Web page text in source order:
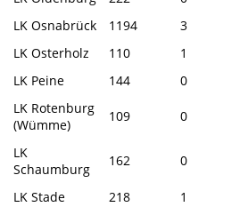
LK Osnabrück
1194 3
LK Osterholz
110 1
LK Peine
144 0
LK Rotenburg
(Wümme)
109 0
LK
Schaumburg
162 0
LK Stade 218 1